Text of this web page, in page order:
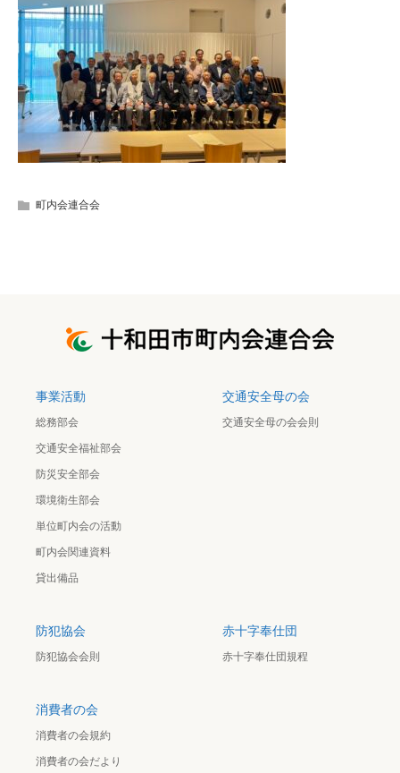
町内会連合会
事業活動
総務部会
交通安全福祉部会
防災安全部会
環境衛生部会
単位町内会の活動
町内会関連資料
貸出備品
交通安全母の会
交通安全母の会会則
防犯協会
防犯協会会則
赤十字奉仕団
赤十字奉仕団規程
消費者の会
消費者の会規約
消費者の会だより